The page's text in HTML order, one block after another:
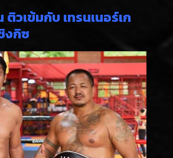
วเข้มกับ เทรนเนอร์เก
งกิซ